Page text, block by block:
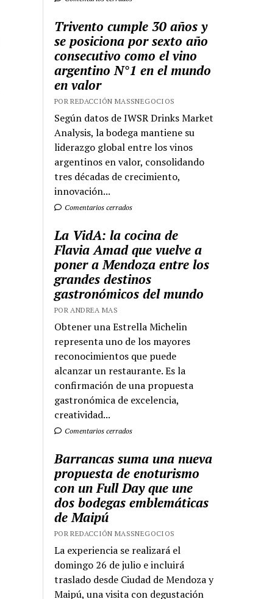
Trivento cumple 30 años y
se posiciona por sexto año
consecutivo como el vino
argentino N°1 en el mundo
en valor
POR REDACCIÓN MASSNEGOCIOS
Según datos de IWSR Drinks Market
Analysis, la bodega mantiene su
liderazgo global entre los vinos
argentinos en valor, consolidando
tres décadas de crecimiento,
innovación...
Comentarios cerrados
La VidA: la cocina de
Flavia Amad que vuelve a
poner a Mendoza entre los
grandes destinos
gastronómicos del mundo
POR ANDREA MAS
Obtener una Estrella Michelin
representa uno de los mayores
reconocimientos que puede
alcanzar un restaurante. Es la
confirmación de una propuesta
gastronómica de excelencia,
creatividad...
Comentarios cerrados
Barrancas suma una nueva
propuesta de enoturismo
con un Full Day que une
dos bodegas emblemáticas
de Maipú
POR REDACCIÓN MASSNEGOCIOS
La experiencia se realizará el
domingo 26 de julio e incluirá
traslado desde Ciudad de Mendoza y
Maipú, una visita con degustación